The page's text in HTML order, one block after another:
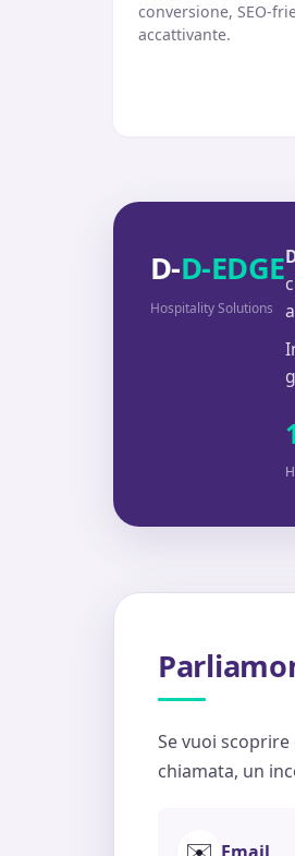
conversione, SEO-
accattivante.
D-D-EDGE
Hospitality Solutions
Se vuoi
chiamata, un
Email